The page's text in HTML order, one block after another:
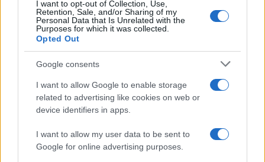
I want to opt-out of Collection, Use,
Retention, Sale, and/or Sharing of my
Personal Data that Is Unrelated with the
Purposes for which it was collected.
Opted Out
Google consents
I want to allow Google to enable storage
related to advertising like cookies on web or
device identifiers in apps.
I want to allow my user data to be sent to
Google for online advertising purposes.
Več iz kraja Ravne na Koroškem
Freestyle navdušuje s poletno
izbrati material, polnilo in
izvedbo